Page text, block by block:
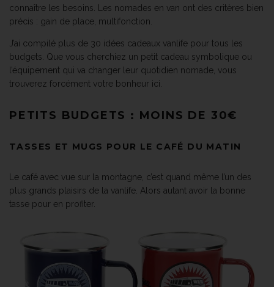
connaître les besoins. Les nomades en van ont des critères bien
précis : gain de place, multifonction.
J’ai compilé plus de 30 idées cadeaux vanlife pour tous les
budgets. Que vous cherchiez un petit cadeau symbolique ou
l’équipement qui va changer leur quotidien nomade, vous
trouverez forcément votre bonheur ici.
PETITS BUDGETS : MOINS DE 30€
TASSES ET MUGS POUR LE CAFÉ DU MATIN
Le café avec vue sur la montagne, c’est quand même l’un des
plus grands plaisirs de la vanlife. Alors autant avoir la bonne
tasse pour en profiter.